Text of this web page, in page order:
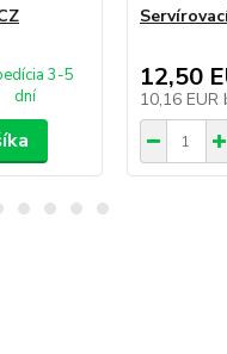
3-5
dní
12,50
10,16 EUR